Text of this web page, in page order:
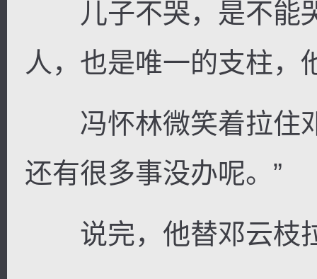
儿子不哭，是不能
人，也是唯一的支柱，
冯怀林微笑着拉住邓
还有很多事没办呢。”
说完，他替邓云枝